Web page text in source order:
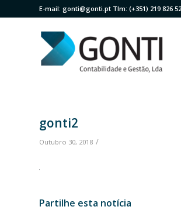
E-mail: gonti@gonti.pt Tlm: (+351) 219 826
gonti2
Outubro 30, 2018 /
Partilhe esta notícia